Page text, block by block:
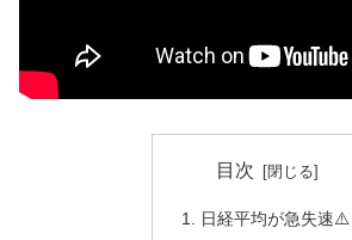
目次
日経平均が急失速⚠️